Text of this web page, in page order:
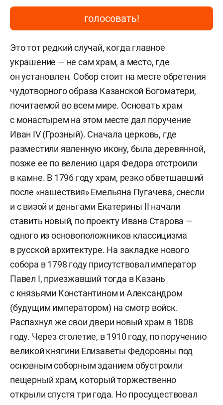
голосовать!
Это тот редкий случай, когда главное
украшение — не сам храм, а место, где
он установлен. Собор стоит на месте обретения
чудотворного образа Казанской Богоматери,
почитаемой во всем мире. Основать храм
с монастырем на этом месте дал поручение
Иван IV (Грозный). Сначала церковь, где
разместили явленную икону, была деревянной,
позже ее по велению царя Федора отстроили
в камне. В 1796 году храм, резко обветшавший
после «нашествия» Емельяна Пугачева, снесли
и с визой и деньгами Екатерины II начали
ставить новый, по проекту Ивана Старова —
одного из основоположников классицизма
в русской архитектуре. На закладке нового
собора в 1798 году присутствовал император
Павел I, приезжавший тогда в Казань
с князьями Константином и Александром
(будущим императором) на смотр войск.
Распахнул же свои двери новый храм в 1808
году. Через столетие, в 1910 году, по поручению
великой княгини Елизаветы Федоровны под
основным соборным зданием обустроили
пещерный храм, который торжественно
открыли спустя три года. Но просуществовал